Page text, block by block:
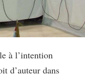
à l’intention
d’auteur dans